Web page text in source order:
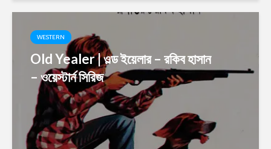
WESTERN
Old Yealer | ওল্ড ইয়েলার – রকিব হাসান
– ওয়েস্টার্ন সিরিজ